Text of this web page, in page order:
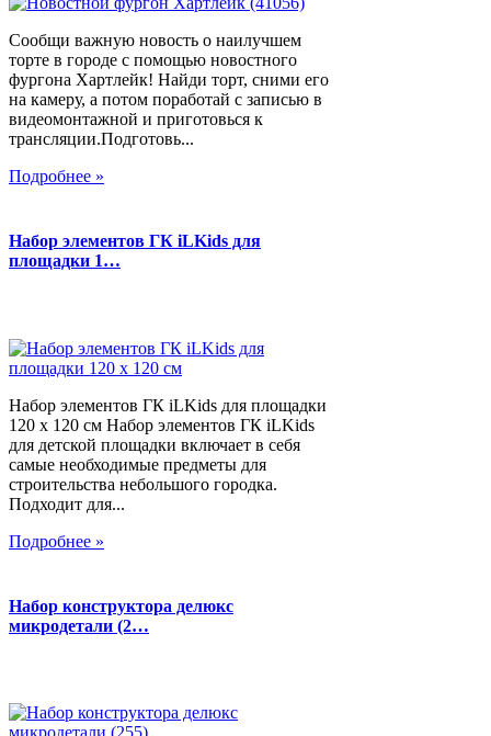
Сообщи важную новость о наилучшем
торте в городе с помощью новостного
фургона Хартлейк! Найди торт, сними его
на камеру, а потом поработай с записью в
видеомонтажной и приготовься к
трансляции.Подготовь...
Подробнее »
Набор элементов ГК iLKids для
площадки 1…
Набор элементов ГК iLKids для площадки
120 х 120 см Набор элементов ГК iLKids
для детской площадки включает в себя
самые необходимые предметы для
строительства небольшого городка.
Подходит для...
Подробнее »
Набор конструктора делюкс
микродетали (2…